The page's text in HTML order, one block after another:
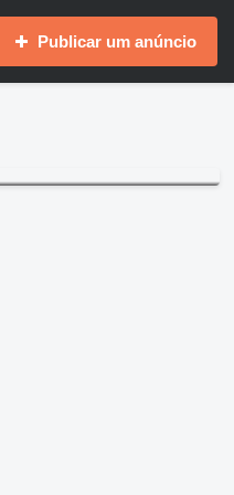
Publicar um anúncio